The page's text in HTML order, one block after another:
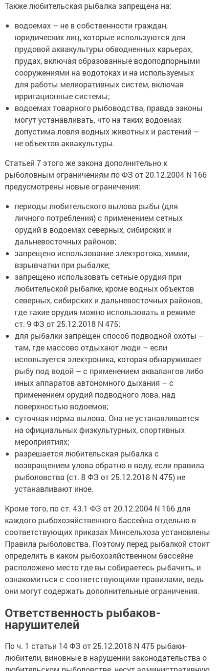
Также любительская рыбалка запрещена на:
водоемах – не в собственности граждан,
юридических лиц, которые используются для
прудовой аквакультуры обводненных карьерах,
прудах, включая образованные водоподпорными
сооружениями на водотоках и на используемых
для работы мелиоративных систем, включая
ирригационные системы;
водоемах товарного рыбоводства, правда законы
могут устанавливать, что на таких водоемах
допустима ловля водных животных и растений –
не объектов аквакультуры.
Статьей 7 этого же закона дополнительно к
рыболовным ограничениям по ФЗ от 20.12.2004 N 166
предусмотрены новые ограничения:
периоды любительского вылова рыбы (для
личного потребления) с применением сетных
орудий в водоемах северных, сибирских и
дальневосточных районов;
запрещено использование электротока, химии,
взрывчатки при рыбалке;
запрещено использовать сетные орудия при
любительской рыбалке, кроме водных объектов
северных, сибирских и дальневосточных районов,
где такие орудия можно использовать в режиме
ст. 9 ФЗ от 25.12.2018 N 475;
для рыбалки запрещен способ подводной охоты –
там, где массово отдыхают люди – если
используется электроника, которая обнаруживает
рыбу под водой – с применением аквалангов либо
иных аппаратов автономного дыхания – с
применением орудий подводного лова, над
поверхностью водоемов;
суточная норма вылова. Она не устанавливается
на официальных физкультурных, спортивных
мероприятиях;
разрешается любительская рыбалка с
возвращением улова обратно в воду, если правила
рыболовства (ст. 8 ФЗ от 25.12.2018 N 475) не
устанавливают иное.
Кроме того, по ст. 43.1 ФЗ от 20.12.2004 N 166 для
каждого рыбохозяйственного бассейна отдельно в
соответствующих приказах Минсельхоза установлены
Правила рыболовства. Поэтому перед рыбалкой стоит
определить в каком рыбохозяйственном бассейне
расположено место где вы собираетесь рыбачить, и
ознакомиться с соответствующими правилами, ведь
они могут содержать дополнительные ограничения.
Ответственность рыбаков-
нарушителей
По ч. 1 статьи 14 ФЗ от 25.12.2018 N 475 рыбаки-
любители, виновные в нарушении законодательства о